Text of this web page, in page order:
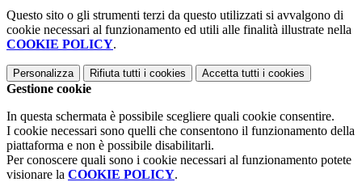
Questo sito o gli strumenti terzi da questo utilizzati si avvalgono di
cookie necessari al funzionamento ed utili alle finalità illustrate nella
COOKIE POLICY.
Personalizza Rifiuta tutti i cookies Accetta tutti i cookies
Gestione cookie
In questa schermata è possibile scegliere quali cookie consentire.
I cookie necessari sono quelli che consentono il funzionamento della
piattaforma e non è possibile disabilitarli.
Per conoscere quali sono i cookie necessari al funzionamento potete
visionare la COOKIE POLICY.